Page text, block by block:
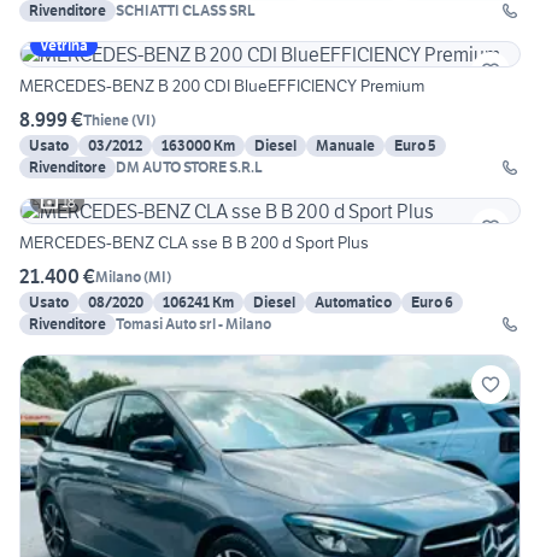
Rivenditore SCHIATTI CLASS SRL
Vetrina
MERCEDES-BENZ B 200 CDI BlueEFFICIENCY Premium
8.999 €Thiene(VI)
Usato
03/2012 163000 Km Diesel Manuale
Euro 5
Rivenditore DM AUTO STORE S.R.L
18
MERCEDES-BENZ CLA sse B B 200 d Sport Plus
21.400 €Milano(MI)
Usato
08/2020 106241 Km Diesel Automatico
Euro 6
Rivenditore Tomasi Auto srl - Milano